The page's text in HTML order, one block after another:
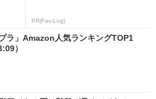
PR(Fav-Log)
ラ」Amazon人気ランキングTOP1
）